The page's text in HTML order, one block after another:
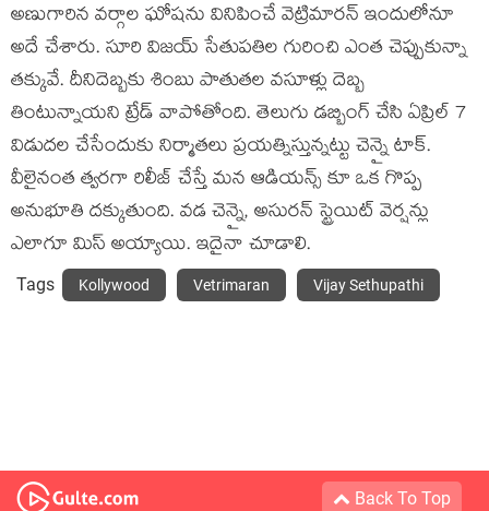
అణుగారిన వర్గాల ఘోషను వినిపించే వెట్రిమారన్ ఇందులోనూ
అదే చేశారు. సూరి విజయ్ సేతుపతిల గురించి ఎంత చెప్పుకున్నా
తక్కువే. దీనిదెబ్బకు శింబు పాతుతల వసూళ్లు దెబ్బ
తింటున్నాయని ట్రేడ్ వాపోతోంది. తెలుగు డబ్బింగ్ చేసి ఏప్రిల్ 7
విడుదల చేసేందుకు నిర్మాతలు ప్రయత్నిస్తున్నట్టు చెన్నై టాక్.
వీలైనంత త్వరగా రిలీజ్ చేస్తే మన ఆడియన్స్ కూ ఒక గొప్ప
అనుభూతి దక్కుతుంది. వడ చెన్నై, అసురన్ స్ట్రెయిట్ వెర్షన్లు
ఎలాగూ మిస్ అయ్యాయి. ఇదైనా చూడాలి.
Tags Kollywood Vetrimaran Vijay Sethupathi
Back To Top